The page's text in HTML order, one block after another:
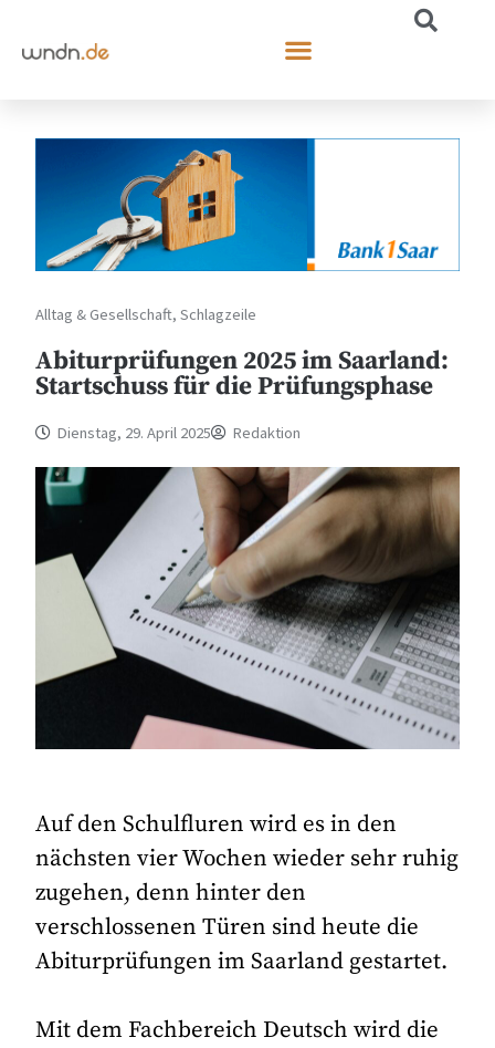
Alltag & Gesellschaft,Schlagzeile
Abiturprüfungen 2025 im Saarland:
Startschuss für die Prüfungsphase
Dienstag, 29. April 2025 Redaktion
Auf den Schulfluren wird es in den
nächsten vier Wochen wieder sehr ruhig
zugehen, denn hinter den
verschlossenen Türen sind heute die
Abiturprüfungen im Saarland gestartet.
Mit dem Fachbereich Deutsch wird die